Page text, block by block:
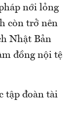
nới lỏng
còn trở nên
Nhật Bản
đồng nội tệ
tập đoàn tài